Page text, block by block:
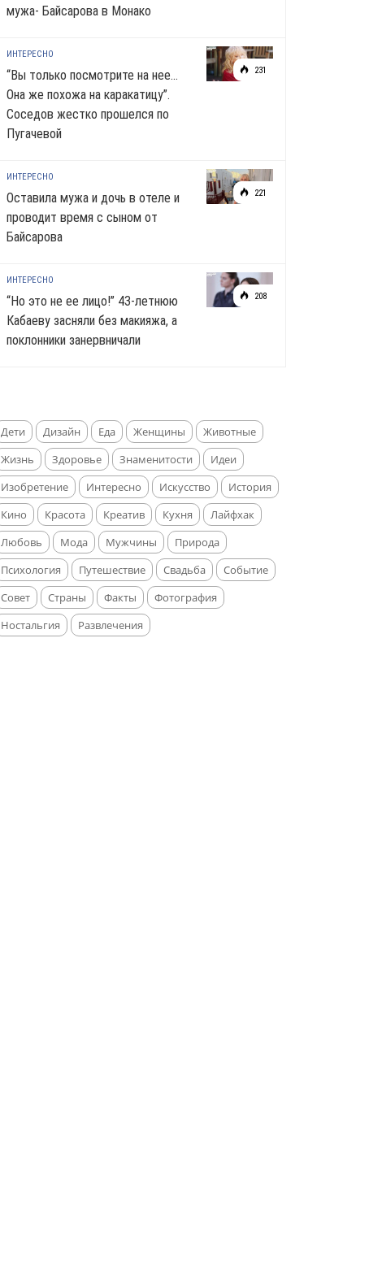
мужа- Байсарова в Монако
231
ИНТЕРЕСНО
“Вы только посмотрите на нее…
Она же похожа на каракатицу”.
Соседов жестко прошелся по
Пугачевой
221
ИНТЕРЕСНО
Оставила мужа и дочь в отеле и
проводит время с сыном от
Байсарова
208
ИНТЕРЕСНО
“Но это не ее лицо!” 43-летнюю
Кабаеву засняли без макияжа, а
поклонники занервничали
Дети Дизайн Еда Женщины
Животные
Жизнь
Здоровье Знаменитости
Идеи
Изобретение
Интересно Искусство
История
Кино
Красота Креатив Кухня
Лайфхак
Любовь
Мода Мужчины
Природа
Психология
Путешествие Свадьба
Событие
Совет
Страны Факты
Фотография
Ностальгия
Развлечения